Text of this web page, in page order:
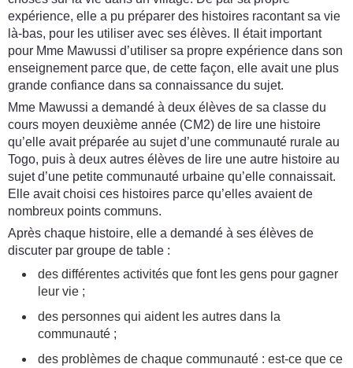
expérience, elle a pu préparer des histoires racontant sa vie
là-bas, pour les utiliser avec ses élèves. Il était important
pour Mme Mawussi d’utiliser sa propre expérience dans son
enseignement parce que, de cette façon, elle avait une plus
grande confiance dans sa connaissance du sujet.
Mme Mawussi a demandé à deux élèves de sa classe du
cours moyen deuxième année (CM2) de lire une histoire
qu’elle avait préparée au sujet d’une communauté rurale au
Togo, puis à deux autres élèves de lire une autre histoire au
sujet d’une petite communauté urbaine qu’elle connaissait.
Elle avait choisi ces histoires parce qu’elles avaient de
nombreux points communs.
Après chaque histoire, elle a demandé à ses élèves de
discuter par groupe de table :
des différentes activités que font les gens pour gagner
leur vie ;
des personnes qui aident les autres dans la
communauté ;
des problèmes de chaque communauté : est-ce que ce